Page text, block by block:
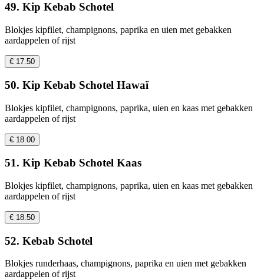
49. Kip Kebab Schotel
Blokjes kipfilet, champignons, paprika en uien met gebakken
aardappelen of rijst
€ 17.50
50. Kip Kebab Schotel Hawaï
Blokjes kipfilet, champignons, paprika, uien en kaas met gebakken
aardappelen of rijst
€ 18.00
51. Kip Kebab Schotel Kaas
Blokjes kipfilet, champignons, paprika, uien en kaas met gebakken
aardappelen of rijst
€ 18.50
52. Kebab Schotel
Blokjes runderhaas, champignons, paprika en uien met gebakken
aardappelen of rijst